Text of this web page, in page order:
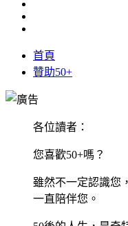
首頁
贊助50+
各位讀者：
您喜歡50+嗎？
雖然不一定認識您
一直陪伴您。